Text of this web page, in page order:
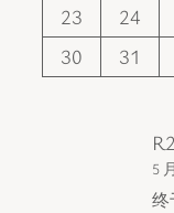
23
24
30
31
R2
5
终